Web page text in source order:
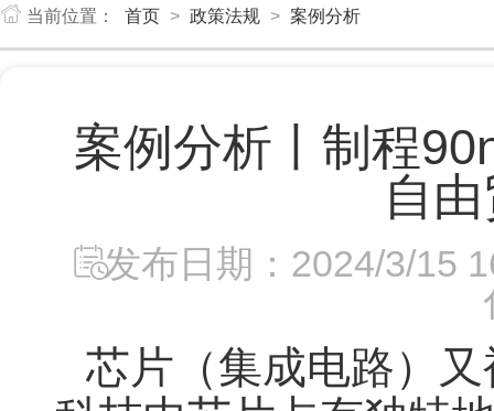
当前位置： 首页 > 政策法规 > 案例分析
案例分析丨制程
自
发布日期：2024/3/15
芯片（集成电路）